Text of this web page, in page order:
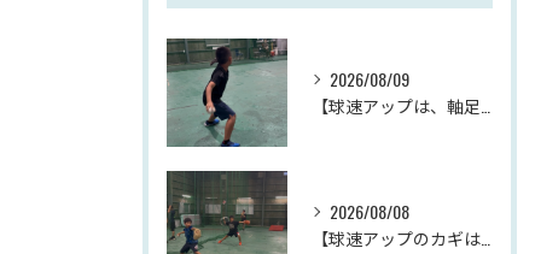
2026/08/09
【球速アップは、軸足のパワーポジションから。
2026/08/08
【球速アップのカギは、下半身の体重移動。